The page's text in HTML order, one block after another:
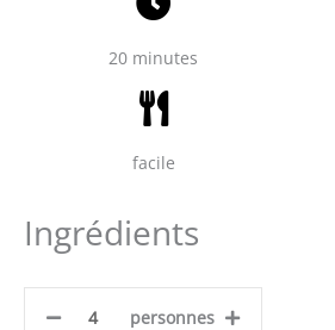
20 minutes
facile
Ingrédients
personnes